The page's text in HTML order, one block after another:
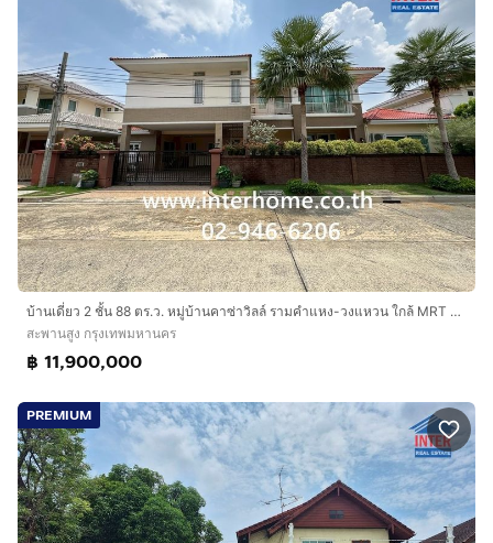
บ้านเดี่ยว 2 ชั้น 88 ตร.ว. หมู่บ้านคาซ่าวิลล์ รามคำแหง-วงแหวน ใกล้ MRT ราษฏร์พัฒนา ใกล้กรมที่ดินบึงกุ่ม ซอยมีสทีน ถนนรามคำแหง ถนนราษฎร์พัฒนา
สะพานสูง กรุงเทพมหานคร
฿ 11,900,000
PREMIUM